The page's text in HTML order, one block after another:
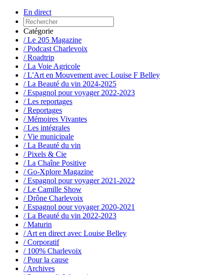
En direct
Catégorie
/ Le 205 Magazine
/ Podcast Charlevoix
/ Roadtrip
/ La Voie Agricole
/ L'Art en Mouvement avec Louise F Belley
/ La Beauté du vin 2024-2025
/ Espagnol pour voyager 2022-2023
/ Les reportages
/ Reportages
/ Mémoires Vivantes
/ Les intégrales
/ Vie municipale
/ La Beauté du vin
/ Pixels & Cie
/ La Chaîne Positive
/ Go-Xplore Magazine
/ Espagnol pour voyager 2021-2022
/ Le Camille Show
/ Drône Charlevoix
/ Espagnol pour voyager 2020-2021
/ La Beauté du vin 2022-2023
/ Maturin
/ Art en direct avec Louise Belley
/ Corporatif
/ 100% Charlevoix
/ Pour la cause
/ Archives